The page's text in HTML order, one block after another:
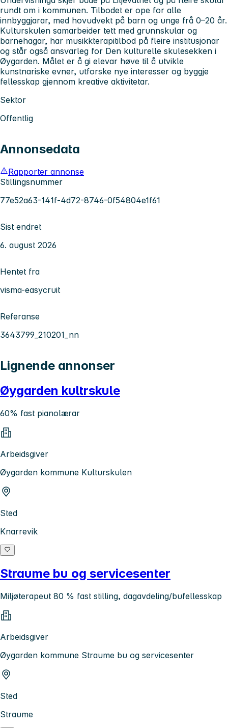
rundt om i kommunen. Tilbodet er ope for alle
innbyggjarar, med hovudvekt på barn og unge frå 0–20 år.
Kulturskulen samarbeider tett med grunnskular og
barnehagar, har musikkterapitilbod på fleire institusjonar
og står også ansvarleg for Den kulturelle skulesekken i
Øygarden. Målet er å gi elevar høve til å utvikle
kunstnariske evner, utforske nye interesser og byggje
fellesskap gjennom kreative aktivitetar.
Sektor
Offentlig
Annonsedata
Rapporter annonse
Stillingsnummer
77e52a63-141f-4d72-8746-0f54804e1f61
Sist endret
6. august 2026
Hentet fra
visma-easycruit
Referanse
3643799_210201_nn
Lignende annonser
Øygarden kultrskule
60% fast pianolærar
Arbeidsgiver
Øygarden kommune Kulturskulen
Sted
Knarrevik
Straume bu og servicesenter
Miljøterapeut 80 % fast stilling, dagavdeling/bufellesskap
Arbeidsgiver
Øygarden kommune Straume bu og servicesenter
Sted
Straume